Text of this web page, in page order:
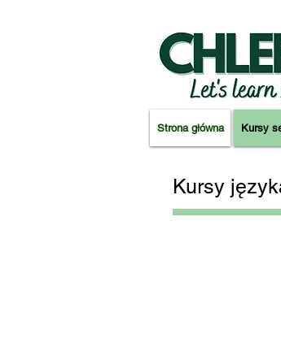
Strona główna Kursy
Kursy